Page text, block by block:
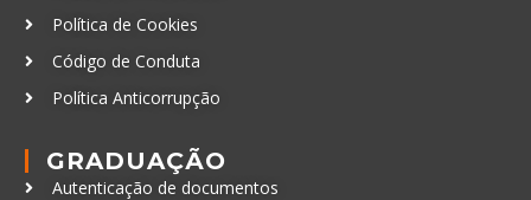
Política de Cookies
Código de Conduta
Política Anticorrupção
GRADUAÇÃO
Autenticação de documentos